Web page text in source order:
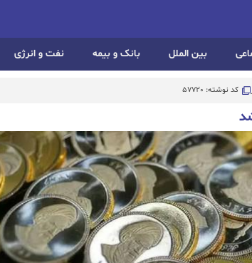
بین الملل بانک و بیمه نفت و انرژی
کد نوشته: 57720